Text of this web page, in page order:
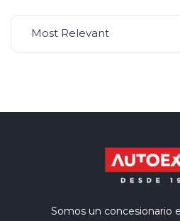
Most Relevant
Somos un concesionario